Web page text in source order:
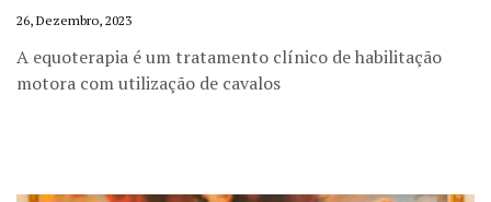
26, Dezembro, 2023
A equoterapia é um tratamento clínico de habilitação
motora com utilização de cavalos